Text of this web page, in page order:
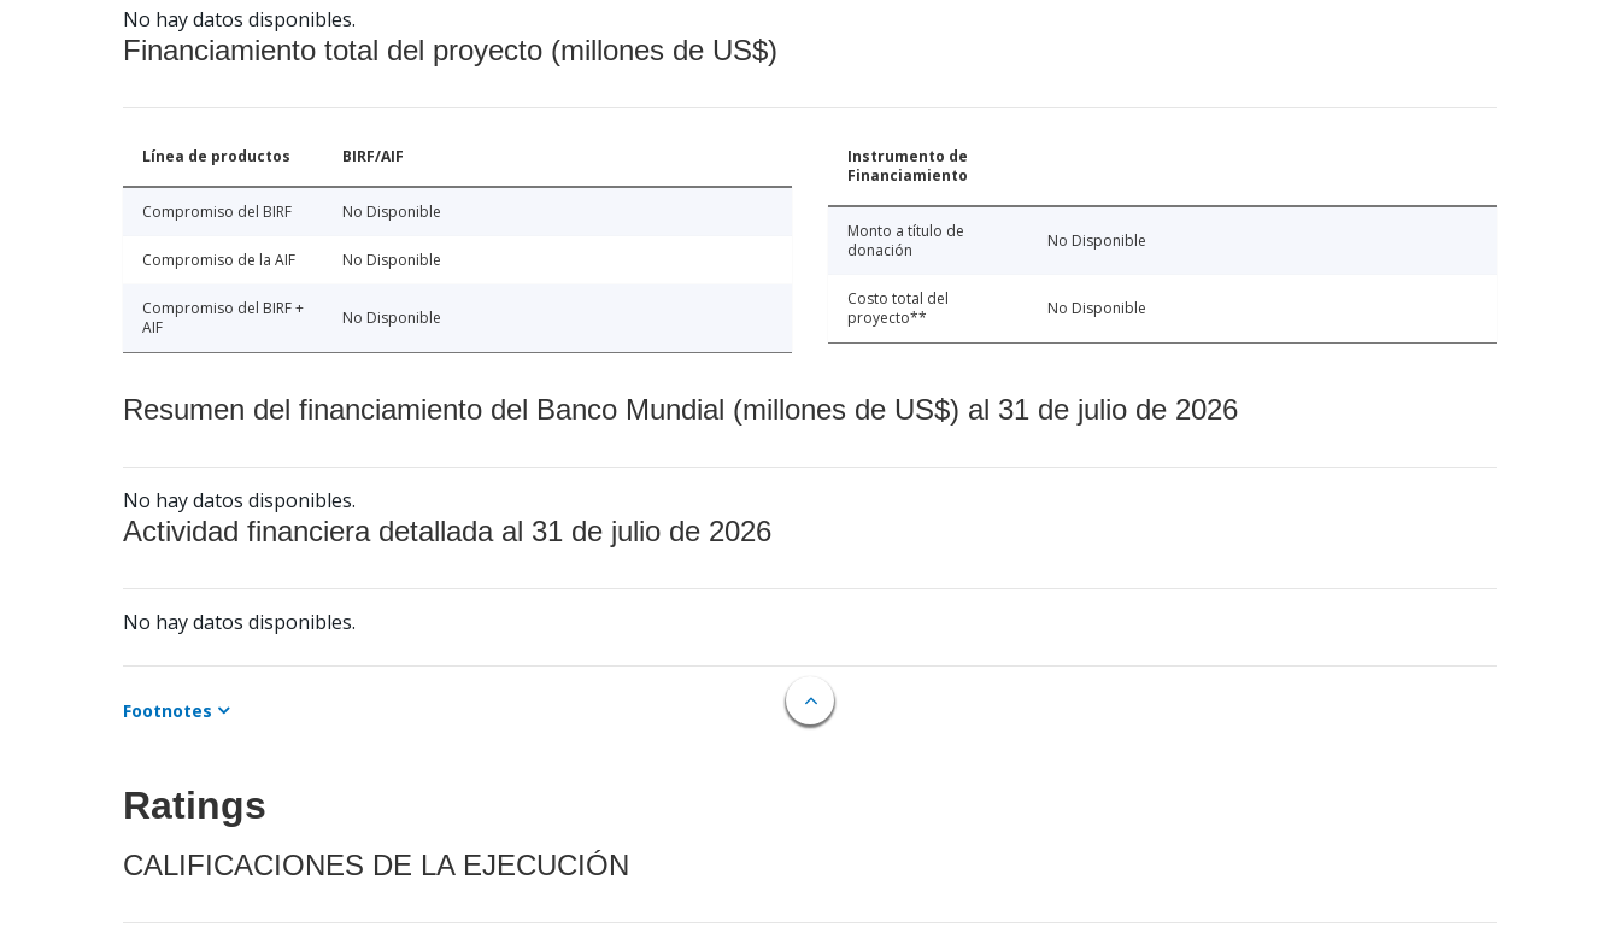
No hay datos disponibles.
Financiamiento total del proyecto (millones de US$)
Línea de productos BIRF/AIF
Compromiso del BIRF No Disponible
Compromiso de la AIF No Disponible
Compromiso del BIRF +
AIF
No Disponible
Instrumento de
Financiamiento
Monto a título de
donación
No Disponible
Costo total del
proyecto**
No Disponible
Resumen del financiamiento del Banco Mundial (millones de US$) al 31 de julio de 2026
No hay datos disponibles.
Actividad financiera detallada al 31 de julio de 2026
No hay datos disponibles.
Footnotes
Ratings
CALIFICACIONES DE LA EJECUCIÓN